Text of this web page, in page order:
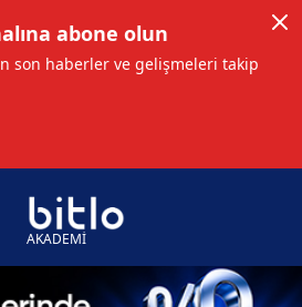
abone olun
son haberler ve gelişmeleri takip
AKADEMİ